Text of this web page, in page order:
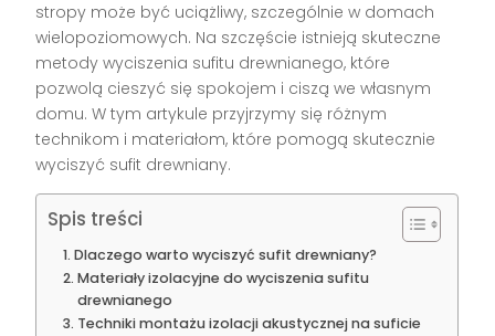
stropy może być uciążliwy, szczególnie w domach
wielopoziomowych. Na szczęście istnieją skuteczne
metody wyciszenia sufitu drewnianego, które
pozwolą cieszyć się spokojem i ciszą we własnym
domu. W tym artykule przyjrzymy się różnym
technikom i materiałom, które pomogą skutecznie
wyciszyć sufit drewniany.
Spis treści
Dlaczego warto wyciszyć sufit drewniany?
Materiały izolacyjne do wyciszenia sufitu
drewnianego
Techniki montażu izolacji akustycznej na suficie